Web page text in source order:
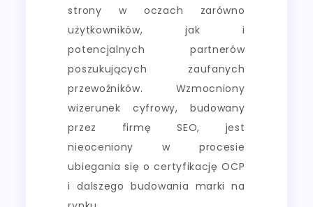
strony w oczach zarówno
użytkowników, jak i
potencjalnych partnerów
poszukujących zaufanych
przewoźników. Wzmocniony
wizerunek cyfrowy, budowany
przez firmę SEO, jest
nieoceniony w procesie
ubiegania się o certyfikację OCP
i dalszego budowania marki na